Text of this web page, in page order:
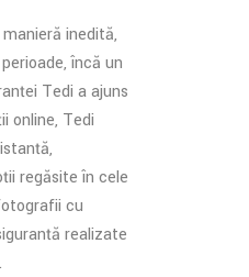
inedită,
încă un
Tedi a ajuns
online, Tedi
regăsite în cele
cu
realizate